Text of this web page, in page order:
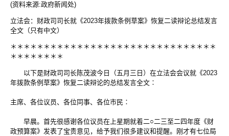
(资料来源:政府新闻处)
立法会：财政司司长就《2023年拨款条例草案》恢复二读辩论总结发言
全文（只有中文）
＊＊＊＊＊＊＊＊＊＊＊＊＊＊＊＊＊＊＊＊＊＊＊＊＊＊＊＊＊＊＊
＊＊＊＊＊＊＊＊
以下是财政司司长陈茂波今日（五月三日）在立法会会议就《2023
年拨款条例草案》恢复二读辩论的总结发言全文∶
主席、各位议员、各位同事、各位市民∶
早晨。首先很感谢各位议员在上星期就着二○二三至二四年度《财
政预算案》发表了宝贵意见，给予我们很多建议和提醒。刚才有七位局